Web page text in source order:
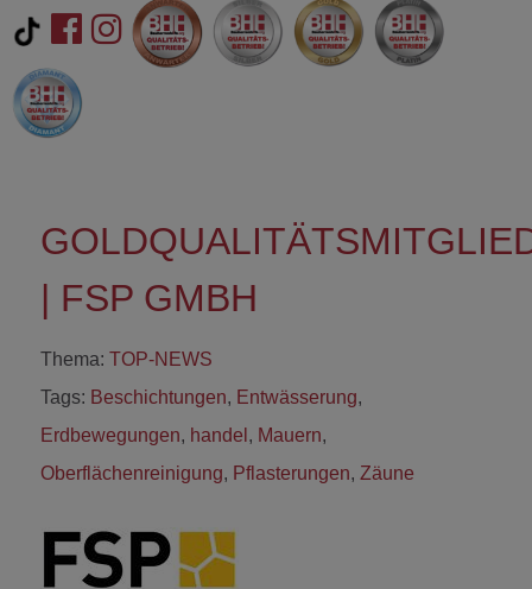
| FSP GMBH
Thema: TOP-NEWS
Tags: Beschichtungen, Entwässerung,
Erdbewegungen, handel , Mauern,
Oberflächenreinigung, Pflasterungen, Zäune